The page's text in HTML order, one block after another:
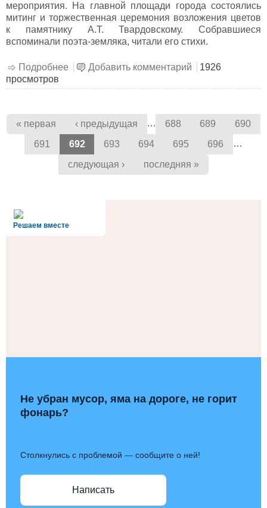
мероприятия. На главной площади города состоялись
митинг и торжественная церемония возложения цветов
к памятнику А.Т. Твардовскому. Собравшиеся
вспоминали поэта-земляка, читали его стихи.
Подробнее о День рождения А.Т. Твардовского
Добавить комментарий
1926
просмотров
Страницы
« первая ‹ предыдущая … 688 689
690
691
692 693 694 695 696 …
следующая › последняя »
Решаем вместе
Не убран мусор, яма на дороге, не горит
фонарь?
Столкнулись с проблемой — сообщите о ней!
Написать